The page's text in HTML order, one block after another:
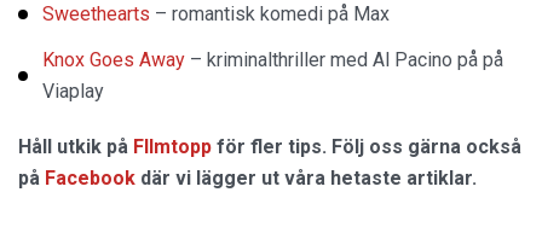
Sweethearts – romantisk komedi på Max
Knox Goes Away – kriminalthriller med Al Pacino på på
Viaplay
Håll utkik på FIlmtopp för fler tips. Följ oss gärna också
på Facebook där vi lägger ut våra hetaste artiklar.